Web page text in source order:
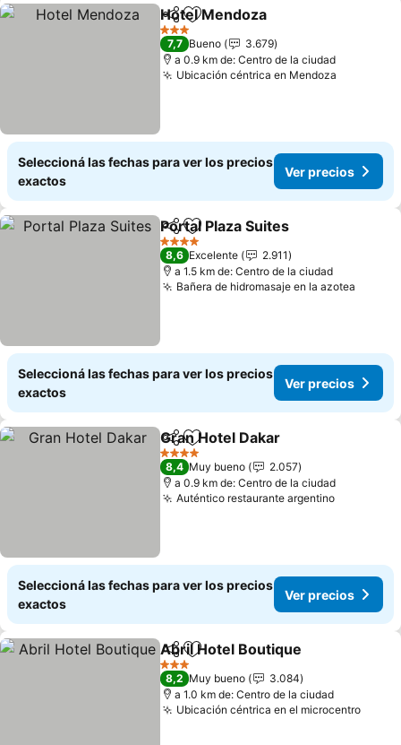
CompartirAñadir a favoritos
Hotel Mendoza
3 Estrellas
7,7 Bueno
3.679
a 0.9 km de: Centro de la ciudad
Ubicación céntrica en Mendoza
Seleccioná las fechas para ver los precios
exactos
Ver precios
CompartirAñadir a favoritos
Portal Plaza Suites
4 Estrellas
8,6 Excelente
2.911
a 1.5 km de: Centro de la ciudad
Bañera de hidromasaje en la azotea
Seleccioná las fechas para ver los precios
exactos
Ver precios
CompartirAñadir a favoritos
Gran Hotel Dakar
4 Estrellas
8,4 Muy bueno
2.057
a 0.9 km de: Centro de la ciudad
Auténtico restaurante argentinoVer
Seleccioná las fechas para ver los precios
exactos
Ver precios
CompartirAñadir a favoritos
Abril Hotel Boutique
3 Estrellas
8,2 Muy bueno
3.084
a 1.0 km de: Centro de la ciudad
Ubicación céntrica en el microcentroVer